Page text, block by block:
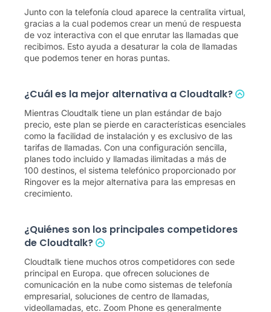
Junto con la telefonía cloud aparece la centralita virtual,
gracias a la cual podemos crear un menú de respuesta
de voz interactiva con el que enrutar las llamadas que
recibimos. Esto ayuda a desaturar la cola de llamadas
que podemos tener en horas puntas.
¿Cuál es la mejor alternativa a Cloudtalk?
Mientras Cloudtalk tiene un plan estándar de bajo
precio, este plan se pierde en características esenciales
como la facilidad de instalación y es exclusivo de las
tarifas de llamadas. Con una configuración sencilla,
planes todo incluido y llamadas ilimitadas a más de
100 destinos, el sistema telefónico proporcionado por
Ringover es la mejor alternativa para las empresas en
crecimiento.
¿Quiénes son los principales competidores
de Cloudtalk?
Cloudtalk tiene muchos otros competidores con sede
principal en Europa. que ofrecen soluciones de
comunicación en la nube como sistemas de telefonía
empresarial, soluciones de centro de llamadas,
videollamadas, etc. Zoom Phone es generalmente